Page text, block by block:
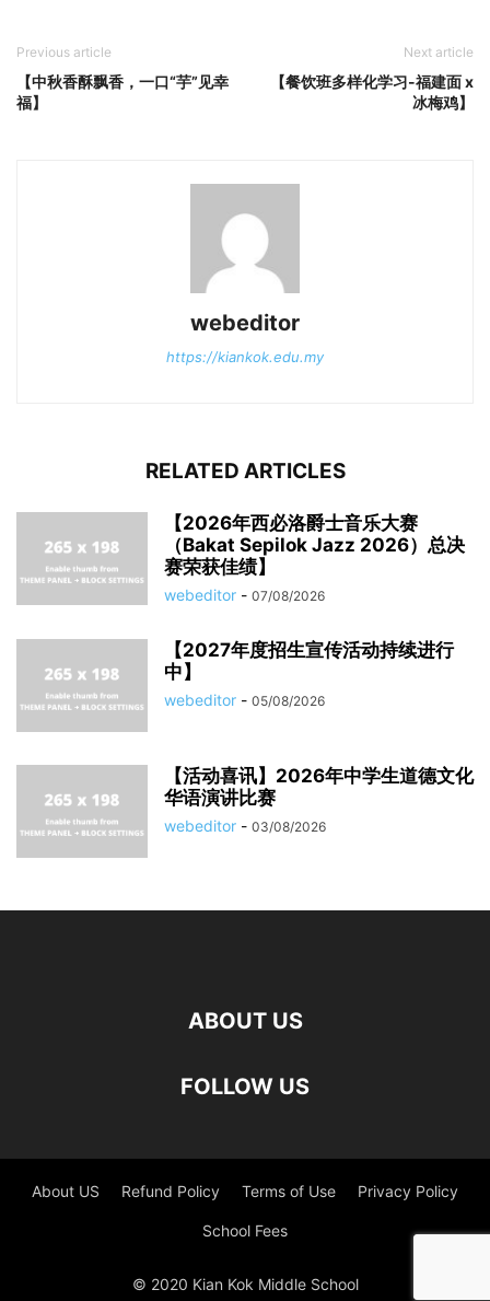
Previous article
【中秋香酥飘香，一口“芋”见幸
福】
Next article
【餐饮班多样化学习-福建面 x
冰梅鸡】
webeditor
https://kiankok.edu.my
RELATED ARTICLES
【2026年西必洛爵士音乐大赛
（Bakat Sepilok Jazz 2026）总决
赛荣获佳绩】
webeditor - 07/08/2026
【2027年度招生宣传活动持续进行
中】
webeditor - 05/08/2026
【活动喜讯】2026年中学生道德文化
华语演讲比赛
webeditor - 03/08/2026
ABOUT US
FOLLOW US
About US Refund Policy Terms of Use Privacy Policy
School Fees
© 2020 Kian Kok Middle School